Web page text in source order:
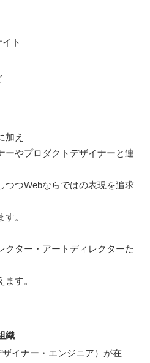
ト
加え
ーやプロダクトデザイナーと連
つつWebならではの表現を追求
。
クター・アートディレクターた
す。
織
イナー・エンジニア）が在